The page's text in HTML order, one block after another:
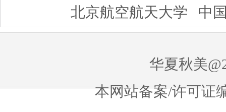
北京航空航天大学
中
华夏秋美
本网站备案/许可证